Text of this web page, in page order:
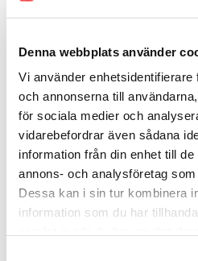
Denna webbplats använder
Vi använder
och annonserna till
för sociala medier och
vidarebefordrar även sådana
information från din enhet till
annons- och analysföretag
Dessa kan i sin tur kombinera
information som du har